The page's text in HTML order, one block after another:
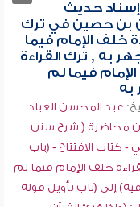
إسناد حديث
بن حصين في ترك
خلف الإمام فيما
به , ترك القراءة
فيما لم
به
عبد المحسن العباد
محاضرة ( شرح سنن
- كتاب الافتتاح - (باب
خلف الإمام فيما لم
إلى (باب تأويل قوله